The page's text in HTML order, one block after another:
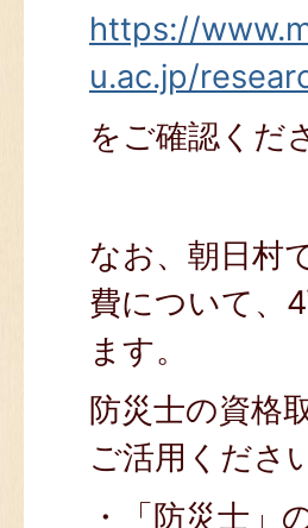
https://
u.ac.jp/
をご確認くだ
なお、朝日村
費について、
ます。
防災士の資格
ご活用くださ
・「防災士」